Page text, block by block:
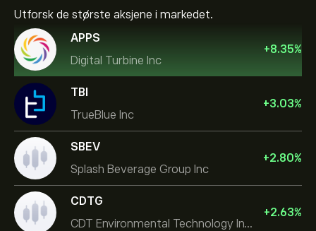
Utforsk de største aksjene i markedet.
APPS
Digital Turbine Inc
+8.35%
TBI
TrueBlue Inc
+3.03%
SBEV
Splash Beverage Group Inc
+2.80%
CDTG
CDT Environmental Technology Investment Holdings L
+2.63%